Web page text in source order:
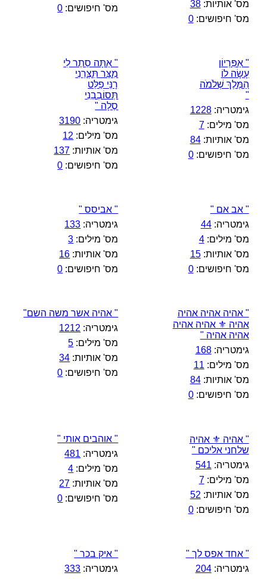
מס' אותיות:38
מס' חיפושים:0
מס' חיפושים: 0
" אַפִּרְיוֹן
עָשָׂה לוֹ
הַמֶּלֶךְ שְׁלֹמֹה
"
גימטריה:1228
מס' מילים:7
מס' אותיות:84
מס' חיפושים:0
" אַתָּה סֵתֶר לִי
מִצַּר תִּצְּרֵנִי
רָנֵּי פַלֵּט
תְּסוֹבְבֵנִי
סֶלָה "
גימטריה: 3190
מס' מילים: 12
מס' אותיות: 137
מס' חיפושים: 0
" אב אם "
גימטריה:44
מס' מילים:4
מס' אותיות:15
מס' חיפושים:0
" אביסס "
גימטריה: 133
מס' מילים: 3
מס' אותיות: 16
מס' חיפושים: 0
" אהיה אהיה אהיה
אהיה ⚜️ אהיה אהיה
אהיה אהיה "
גימטריה:168
מס' מילים: 11
מס' אותיות:84
מס' חיפושים:0
" אהיה אשר משה השם"
גימטריה: 1212
מס' מילים: 5
מס' אותיות: 34
מס' חיפושים: 0
" אהיה ⚜️ אהיה
שלחני אליכם "
גימטריה: 541
מס' מילים:7
מס' אותיות: 52
מס' חיפושים:0
" אוהבים אותי "
גימטריה: 481
מס' מילים: 4
מס' אותיות: 27
מס' חיפושים: 0
" אחד אפס לך "
גימטריה:204
" איק בכר "
גימטריה: 333